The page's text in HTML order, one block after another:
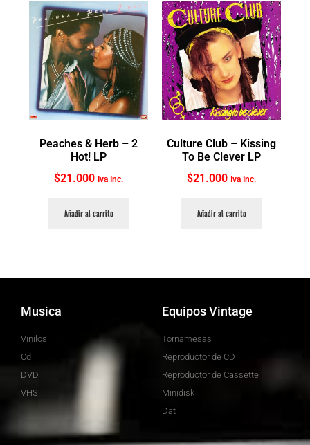
Peaches & Herb ‎– 2
Hot! LP
$21.000 Iva Inc.
Añadir al carrito
Culture Club ‎– Kissing
To Be Clever LP
$21.000 Iva Inc.
Añadir al carrito
Musica
Vinilos
Cd
DVD
VHS
Equipos Vintage
Tornamesas
Reproductor de CD
Reproductor de Cassette
Minidisk
Dat